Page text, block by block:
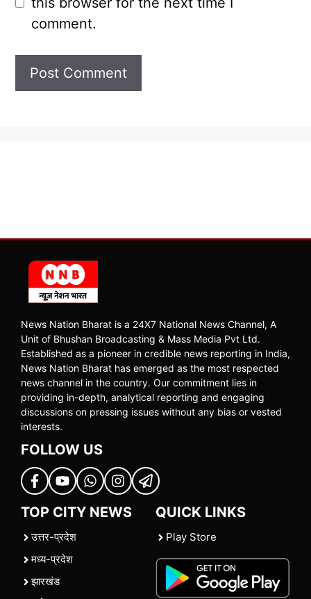
comment.
News Nation Bharat is a 24X7 National News Channel, A
Unit of Bhushan Broadcasting & Mass Media Pvt Ltd.
Established as a pioneer in credible news reporting in India,
News Nation Bharat has emerged as the most respected
news channel in the country. Our commitment lies in
providing in-depth, analytical reporting and engaging
discussions on pressing issues without any bias or vested
interests.
FOLLOW US
TOP CITY NEWS
उत्तर-प्रदेश
मध्य-प्रदेश
झारखंड
QUICK LINKS
Play Store